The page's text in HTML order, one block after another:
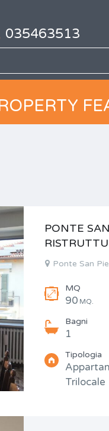
035463513
PONTE
Ponte San
MQ
90 MQ.
Bagni
1
Tipologia
Trilocale